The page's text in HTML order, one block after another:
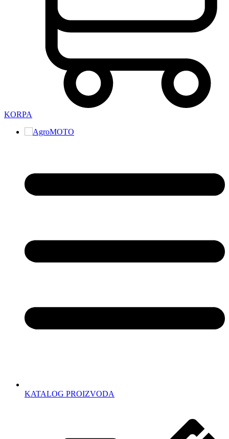
KORPA
KATALOG PROIZVODA